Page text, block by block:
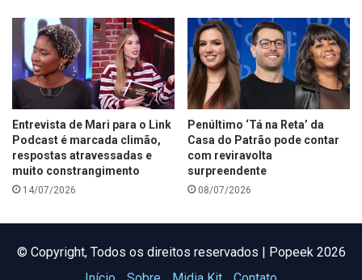
Entrevista de Mari para o Link
Podcast é marcada climão,
respostas atravessadas e
muito constrangimento
14/07/2026
Penúltimo ‘Tá na Reta’ da
Casa do Patrão pode contar
com reviravolta
surpreendente
08/07/2026
©️ Copyright, Todos os direitos reservados | Popeek 2026